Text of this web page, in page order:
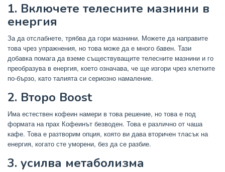
1. Включете телесните мазнини в
енергия
За да отслабнете, трябва да гори мазнини. Можете да направите
това чрез упражнения, но това може да е много бавен. Тази
добавка помага да вземе съществуващите телесните мазнини и го
преобразува в енергия, което означава, че ще изгори чрез клетките
по-бързо, като талията си сериозно намаление.
2. Второ Boost
Има естествен кофеин намери в това решение, но това е под
формата на прах Кофеинът безводен. Това е различно от чаша
кафе. Това е разтворим опция, която ви дава вторичен тласък на
енергия, когато сте уморени, без да се разбие.
3. усилва метаболизма